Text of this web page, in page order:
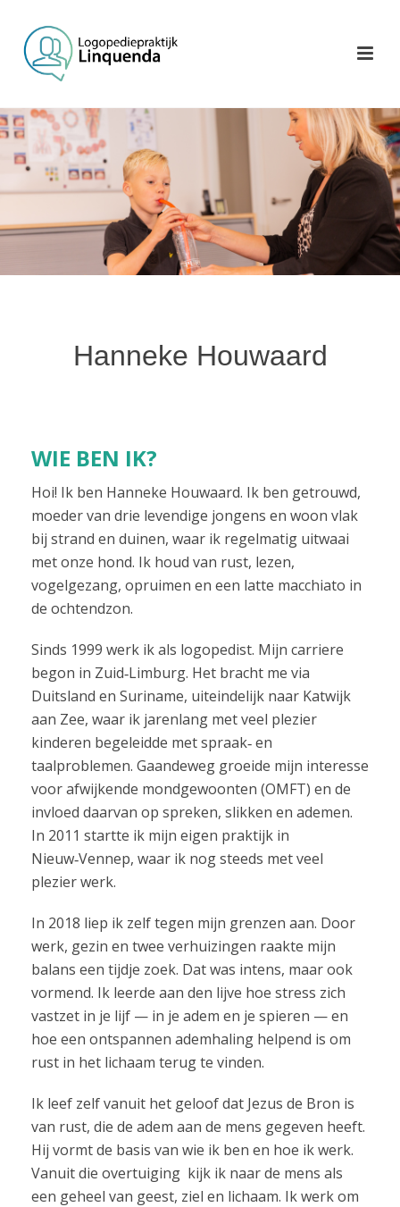
Hanneke Houwaard
WIE BEN IK?
Hoi! Ik ben Hanneke Houwaard. Ik ben getrouwd,
moeder van drie levendige jongens en woon vlak
bij strand en duinen, waar ik regelmatig uitwaai
met onze hond. Ik houd van rust, lezen,
vogelgezang, opruimen en een latte macchiato in
de ochtendzon.
Sinds 1999 werk ik als logopedist. Mijn carriere
begon in Zuid‑Limburg. Het bracht me via
Duitsland en Suriname, uiteindelijk naar Katwijk
aan Zee, waar ik jarenlang met veel plezier
kinderen begeleidde met spraak‑ en
taalproblemen. Gaandeweg groeide mijn interesse
voor afwijkende mondgewoonten (OMFT) en de
invloed daarvan op spreken, slikken en ademen.
In 2011 startte ik mijn eigen praktijk in
Nieuw‑Vennep, waar ik nog steeds met veel
plezier werk.
In 2018 liep ik zelf tegen mijn grenzen aan. Door
werk, gezin en twee verhuizingen raakte mijn
balans een tijdje zoek. Dat was intens, maar ook
vormend. Ik leerde aan den lijve hoe stress zich
vastzet in je lijf — in je adem en je spieren — en
hoe een ontspannen ademhaling helpend is om
rust in het lichaam terug te vinden.
Ik leef zelf vanuit het geloof dat Jezus de Bron is
van rust, die de adem aan de mens gegeven heeft.
Hij vormt de basis van wie ik ben en hoe ik werk.
Vanuit die overtuiging kijk ik naar de mens als
een geheel van geest, ziel en lichaam. Ik werk om